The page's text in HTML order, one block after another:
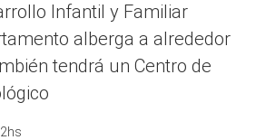
Infantil y Familiar
alberga a alrededor
tendrá un Centro de